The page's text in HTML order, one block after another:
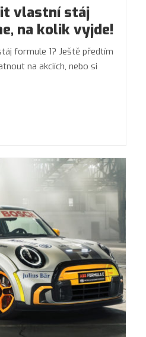
vlastní stáj
na kolik vyjde!
formule 1? Ještě předtím
na akciích, nebo si